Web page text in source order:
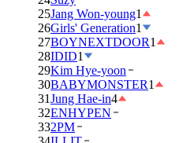
25Jang Won-young1
26Girls' Generation1
27BOYNEXTDOOR1
28IDID1
29Kim Hye-yoon
30BABYMONSTER1
31Jung Hae-in4
32ENHYPEN
332PM